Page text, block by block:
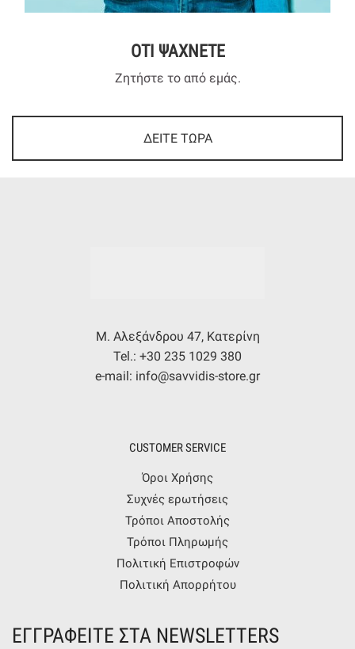
ΟΤΙ ΨΑΧΝΕΤΕ
Ζητήστε το από εμάς.
ΔΕΙΤΕ ΤΩΡΑ
Μ. Αλεξάνδρου 47, Κατερίνη
Tel.: +30 235 1029 380
e-mail: info@savvidis-store.gr
CUSTOMER SERVICE
Όροι Χρήσης
Συχνές ερωτήσεις
Τρόποι Αποστολής
Τρόποι Πληρωμής
Πολιτική Επιστροφών
Πολιτική Απορρήτου
ΕΓΓΡΑΦΕΙΤΕ ΣΤΑ NEWSLETTERS